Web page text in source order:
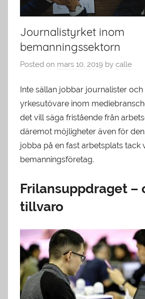
Journalistyrket inom
bemanningssektorn
Posted on mars 10, 2019 by calle
Inte sällan jobbar journalister och
yrkesutövare inom
det vill säga fristående från
däremot möjligheter även för
jobba på en fast arbetsplats tack
bemanningsföretag.
Frilansuppdraget –
tillvaro